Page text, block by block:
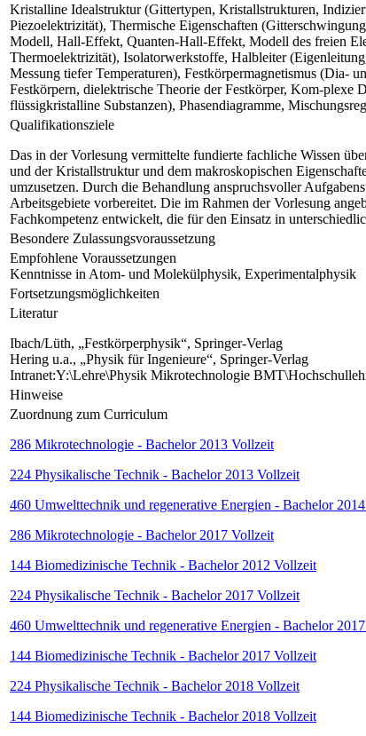
Kristalline Idealstruktur (Gittertypen, Kristallstrukturen,
Piezoelektrizität), Thermische Eigenschaften
Modell, Hall-Effekt, Quanten-Hall-Effekt, Modell des freien
Thermoelektrizität), Isolatorwerkstoffe, Halbleiter
Messung tiefer Temperaturen), Festkörpermagnetismus (Dia-
Festkörpern, dielektrische Theorie der Festkörper, Kom-plexe
flüssigkristalline Substanzen), Phasendiagramme,
Qualifikationsziele
Das in der Vorlesung vermittelte fundierte fachliche Wissen
und der Kristallstruktur und dem makroskopischen
umzusetzen. Durch die Behandlung anspruchsvoller
Arbeitsgebiete vorbereitet. Die im Rahmen der Vorlesung
Fachkompetenz entwickelt, die für den Einsatz in
Besondere Zulassungsvoraussetzung
Empfohlene Voraussetzungen
Kenntnisse in Atom- und Molekülphysik, Experimentalphysik
Fortsetzungsmöglichkeiten
Literatur
Ibach/Lüth, „Festkörperphysik“, Springer-Verlag
Hering u.a., „Physik für Ingenieure“, Springer-Verlag
Intranet:Y:\Lehre\Physik Mikrotechnologie
Hinweise
Zuordnung zum Curriculum
286 Mikrotechnologie - Bachelor 2013 Vollzeit
224 Physikalische Technik - Bachelor 2013 Vollzeit
460 Umwelttechnik und regenerative Energien - Bachelor
286 Mikrotechnologie - Bachelor 2017 Vollzeit
144 Biomedizinische Technik - Bachelor 2012 Vollzeit
224 Physikalische Technik - Bachelor 2017 Vollzeit
460 Umwelttechnik und regenerative Energien - Bachelor
144 Biomedizinische Technik - Bachelor 2017 Vollzeit
224 Physikalische Technik - Bachelor 2018 Vollzeit
144 Biomedizinische Technik - Bachelor 2018 Vollzeit